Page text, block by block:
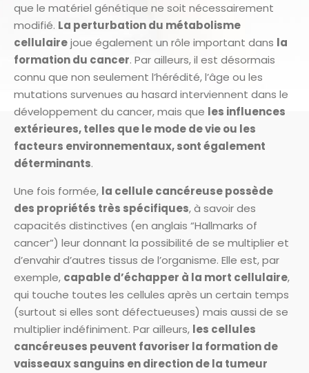
que le matériel génétique ne soit nécessairement
modifié. La perturbation du métabolisme
cellulairejoue également un rôle important dans la
formation du cancer. Par ailleurs, il est désormais
connu que non seulement l’hérédité, l’âge ou les
mutations survenues au hasard interviennent dans le
développement du cancer, mais que les influences
extérieures, telles que le mode de vie ou les
facteurs environnementaux, sont également
déterminants.
Une fois formée, la cellule cancéreuse possède
des propriétés très spécifiques, à savoir des
capacités distinctives (en anglais “Hallmarks of
cancer”) leur donnant la possibilité de se multiplier et
d’envahir d’autres tissus de l’organisme. Elle est, par
exemple, capable d’échapper à la mort cellulaire,
qui touche toutes les cellules après un certain temps
(surtout si elles sont défectueuses) mais aussi de se
multiplier indéfiniment. Par ailleurs, les cellules
cancéreuses peuvent favoriser la formation de
vaisseaux sanguins en direction de la tumeur